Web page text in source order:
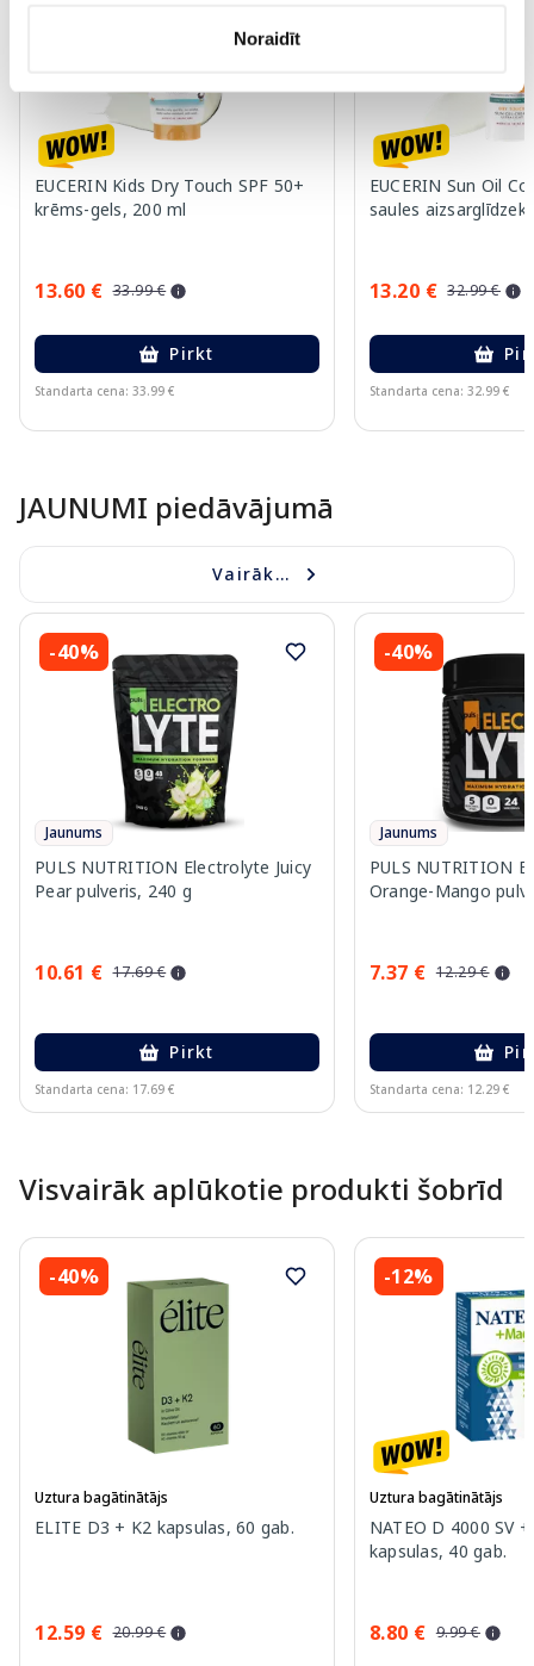
Noraidīt
EUCERIN Kids Dry Touch SPF 50+
krēms-gels, 200 ml
13.60 € 33.99 €
Pirkt
Standarta cena: 33.99 €
EUCERIN Sun Oil
saules
13.20 € 32.99 €
Standarta cena: 32.99 €
JAUNUMI piedāvājumā
Vairāk...
-40%
Jaunums
PULS NUTRITION Electrolyte Juicy
Pear pulveris, 240 g
10.61 € 17.69 €
Pirkt
Standarta cena: 17.69 €
-40%
Jaunums
PULS NUTRITION
Orange-Mango
7.37 € 12.29 €
Standarta cena: 12.29 €
Visvairāk aplūkotie produkti šobrīd
-40%
Uztura bagātinātājs
ELITE D3 + K2 kapsulas, 60 gab.
12.59 € 20.99 €
-12%
Uztura bagātinātājs
NATEO D 4000 SV
kapsulas, 40 gab.
8.80 € 9.99 €